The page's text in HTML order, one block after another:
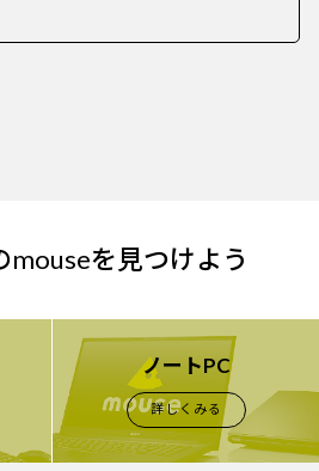
mouseを見つけよう
ノートPC
詳しくみる